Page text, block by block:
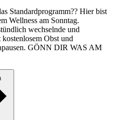
Standardprogramm?? Hier bist
Wellness am Sonntag.
wechselnde und
Obst und
GÖNN DIR WAS AM